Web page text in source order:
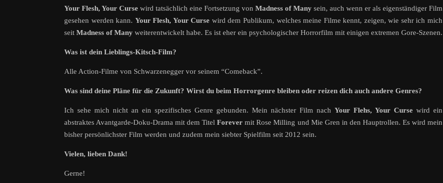
Your Flesh, Your Curse wird tatsächlich eine Fortsetzung von Madness of Many sein, auch wenn er als eigenständiger Film
gesehen werden kann. Your Flesh, Your Curse wird dem Publikum, welches meine Filme kennt, zeigen, wie sehr ich mich
seit Madness of Many weiterentwickelt habe. Es ist eher ein psychologischer Horrorfilm mit einigen extremen Gore-Szenen.
Was ist dein Lieblings-Kitsch-Film?
Alle Action-Filme von Schwarzenegger vor seinem “Comeback”.
Was sind deine Pläne für die Zukunft? Wirst du beim Horrorgenre bleiben oder reizen dich auch andere Genres?
Ich sehe mich nicht an ein spezifisches Genre gebunden. Mein nächster Film nach Your Flehs, Your Curse wird ein
abstraktes Avantgarde-Doku-Drama mit dem TitelForever mit Rose Milling und Mie Gren in den Hauptrollen. Es wird mein
bisher persönlichster Film werden und zudem mein siebter Spielfilm seit 2012 sein.
Vielen, lieben Dank!
Gerne!